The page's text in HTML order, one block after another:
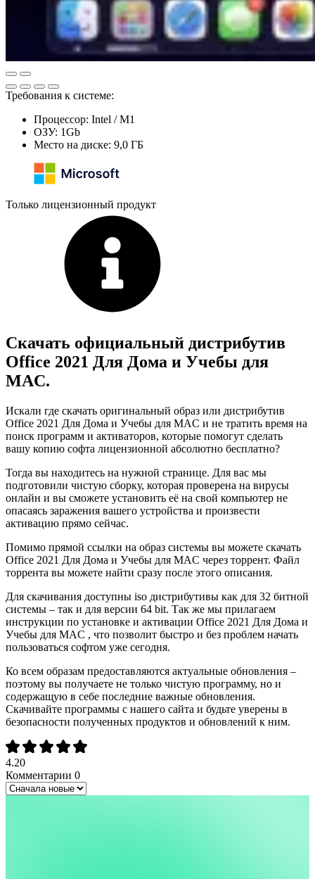
Требования к системе:
Процессор: Intel / M1
ОЗУ: 1Gb
Место на диске: 9,0 ГБ
Только лицензионный продукт
Скачать официальный дистрибутив
Office 2021 Для Дома и Учебы для
MAC.
Искали где скачать оригинальный образ или дистрибутив
Office 2021 Для Дома и Учебы для MAC и не тратить время на
поиск программ и активаторов, которые помогут сделать
вашу копию софта лицензионной абсолютно бесплатно?
Тогда вы находитесь на нужной странице. Для вас мы
подготовили чистую сборку, которая проверена на вирусы
онлайн и вы сможете установить её на свой компьютер не
опасаясь заражения вашего устройства и произвести
активацию прямо сейчас.
Помимо прямой ссылки на образ системы вы можете скачать
Office 2021 Для Дома и Учебы для MAC через торрент. Файл
торрента вы можете найти сразу после этого описания.
Для скачивания доступны iso дистрибутивы как для 32 битной
системы – так и для версии 64 bit. Так же мы прилагаем
инструкции по установке и активации Office 2021 Для Дома и
Учебы для MAC , что позволит быстро и без проблем начать
пользоваться софтом уже сегодня.
Ко всем образам предоставляются актуальные обновления –
поэтому вы получаете не только чистую программу, но и
содержащую в себе последние важные обновления.
Скачивайте программы с нашего сайта и будьте уверены в
безопасности полученных продуктов и обновлений к ним.
4.20
Комментарии 0